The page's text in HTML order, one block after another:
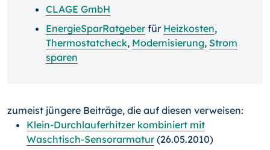
CLAGE GmbH
EnergieSparRatgeberfür Heizkosten,
Thermostatcheck, Modernisierung, Strom
sparen
zumeist jüngere Beiträge, die auf diesen verweisen:
Klein-Durchlauferhitzer kombiniert mit
Waschtisch-Sensorarmatur(26.05.2010)